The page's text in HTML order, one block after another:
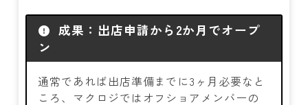
成果：出店申請から2か月でオープ
ン
通常であれば出店準備までに3ヶ月必要なと
ころ、マクロジではオフショアメンバーの